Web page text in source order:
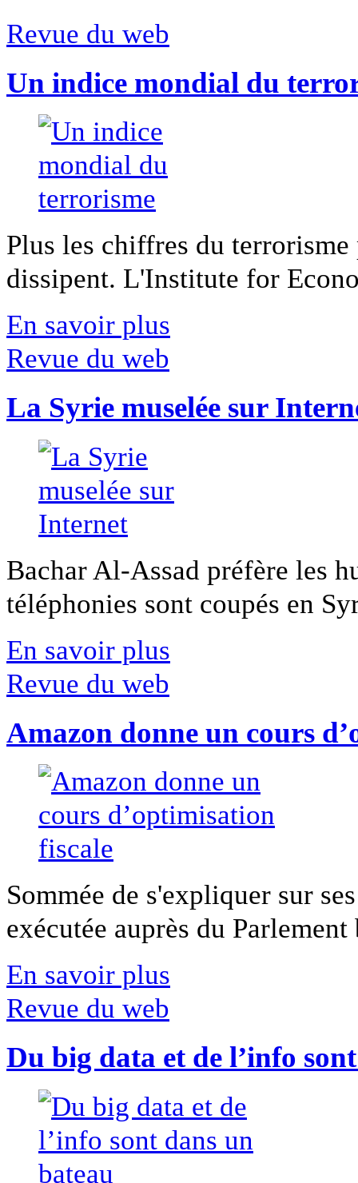
Revue du web
Un indice mondial du
Plus les chiffres du
dissipent. L'Institute for
En savoir plus
Revue du web
La Syrie muselée sur
Bachar Al-Assad préfère les
téléphonies sont coupés en
En savoir plus
Revue du web
Amazon donne un cours
Sommée de s'expliquer sur
exécutée auprès du
En savoir plus
Revue du web
Du big data et de l’info